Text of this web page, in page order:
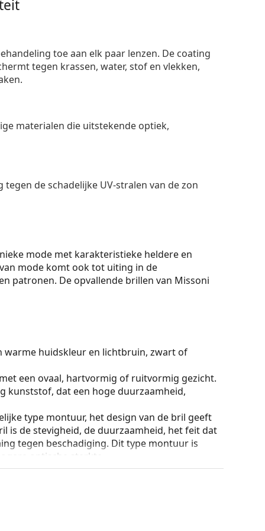
toe aan elk paar lenzen. De coating
tegen krassen, water, stof en vlekken,
materialen die uitstekende optiek,
de schadelijke UV-stralen van de zon
mode met karakteristieke heldere en
mode komt ook tot uiting in de
patronen. De opvallende brillen van Missoni
huidskleur en lichtbruin, zwart of
een ovaal, hartvormig of ruitvormig gezicht.
kunststof, dat een hoge duurzaamheid,
type montuur, het design van de bril geeft
is de stevigheid, de duurzaamheid, het feit dat
tegen beschadiging. Dit type montuur is
optische sterkte.
van een doekje.